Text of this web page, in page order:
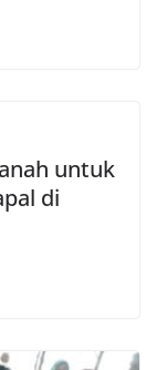
untuk
di